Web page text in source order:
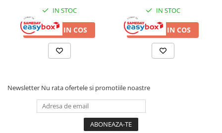
IN STOC
ADAUGA IN COS
IN STOC
ADAUGA IN COS
Newsletter Nu rata ofertele si promotiile noastre